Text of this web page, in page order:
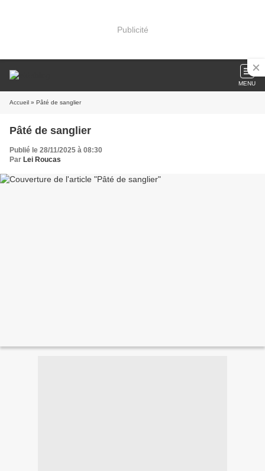
Publicité
MENU
Accueil » Pâté de sanglier
Pâté de sanglier
Publié le 28/11/2025 à 08:30
Par Lei Roucas